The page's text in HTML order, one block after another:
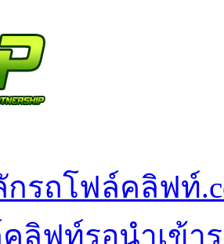
รถโฟล์คลิฟท์
ลิฟท์รอนำเข้า